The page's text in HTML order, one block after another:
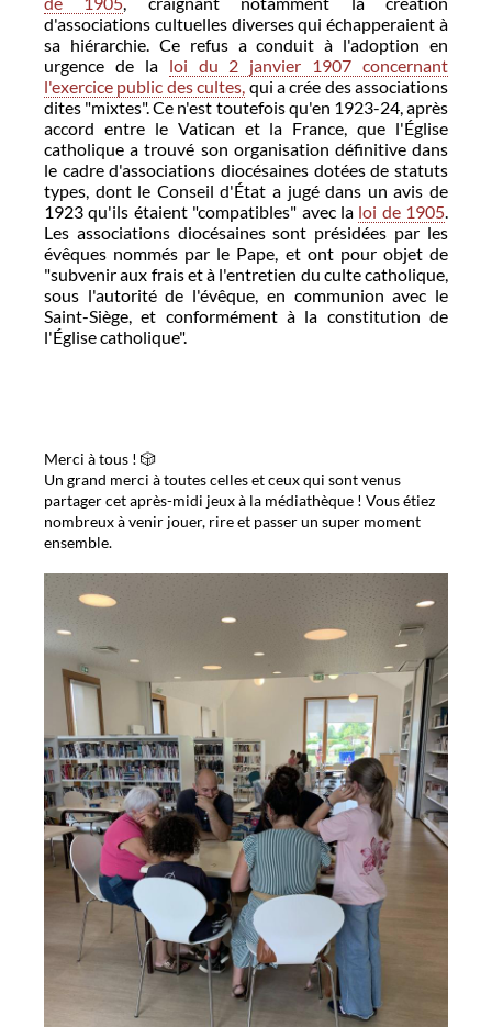
d'associations cultuelles diverses qui échapperaient à
sa hiérarchie. Ce refus a conduit à l'adoption en
urgence de la loi du 2 janvier 1907 concernant
l'exercice public des cultes, qui a crée des associations
dites "mixtes". Ce n'est toutefois qu'en 1923-24, après
accord entre le Vatican et la France, que l'Église
catholique a trouvé son organisation définitive dans
le cadre d'associations diocésaines dotées de statuts
types, dont le Conseil d'État a jugé dans un avis de
1923 qu'ils étaient "compatibles" avec la loi de 1905.
Les associations diocésaines sont présidées par les
évêques nommés par le Pape, et ont pour objet de
"subvenir aux frais et à l'entretien du culte catholique,
sous l'autorité de l'évêque, en communion avec le
Saint-Siège, et conformément à la constitution de
l'Église catholique".
Merci à tous ! 🎲
Un grand merci à toutes celles et ceux qui sont venus
partager cet après-midi jeux à la médiathèque ! Vous étiez
nombreux à venir jouer, rire et passer un super moment
ensemble.